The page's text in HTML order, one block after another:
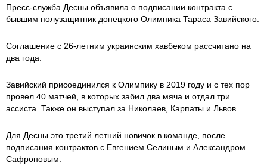
Пресс-служба Десны объявила о подписании контракта с
бывшим полузащитник донецкого Олимпика Тараса Завийского.
Соглашение с 26-летним украинским хавбеком рассчитано на
два года.
Завийский присоединился к Олимпику в 2019 году и с тех пор
провел 40 матчей, в которых забил два мяча и отдал три
ассиста. Также он выступал за Николаев, Карпаты и Львов.
Для Десны это третий летний новичок в команде, после
подписания контрактов с Евгением Селиным и Александром
Сафроновым.